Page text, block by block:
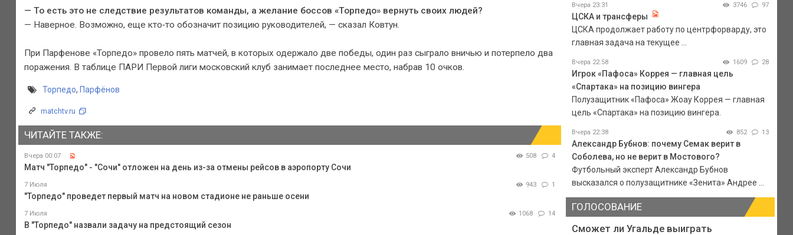
— То есть это не следствие результатов команды, а желание боссов «Торпедо» вернуть своих людей?
— Наверное. Возможно, еще кто‑то обозначит позицию руководителей, — сказал Ковтун.
При Парфенове «Торпедо» провело пять матчей, в которых одержало две победы, один раз сыграло вничью и потерпело два
поражения. В таблице ПАРИ Первой лиги московский клуб занимает последнее место, набрав 10 очков.
Торпедо, Парфёнов
matchtv.ru
ЧИТАЙТЕ ТАКЖЕ:
Вчера 00:07 508 4
Матч "Торпедо" - "Сочи" отложен на день из-за отмены рейсов в аэропорту Сочи
7 Июля 943 1
"Торпедо" проведет первый матч на новом стадионе не раньше осени
7 Июля 1068 14
В "Торпедо" назвали задачу на предстоящий сезон
Вчера 23:31 3746 97
ЦСКА и трансферы
ЦСКА продолжает работу по центрфорварду, это
главная задача на текущее ...
Вчера 22:58 1609 28
Игрок «Пафоса» Коррея — главная цель
«Спартака» на позицию вингера
Полузащитник «Пафоса» Жоау Коррея — главная
цель «Спартака» на позицию вингера.
Вчера 22:38 852 13
Александр Бубнов: почему Семак верит в
Соболева, но не верит в Мостового?
Футбольный эксперт Александр Бубнов
высказался о полузащитнике «Зенита» Андрее ...
ГОЛОСОВАНИЕ
Сможет ли Угальде выиграть